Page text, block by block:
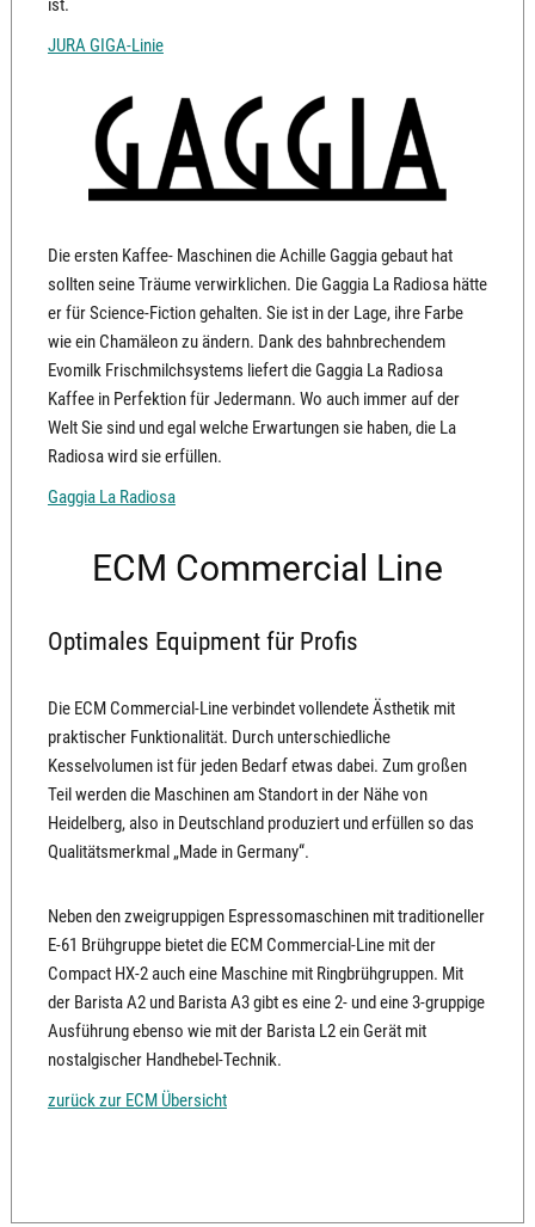
ist.
JURA GIGA-Linie
Die ersten Kaffee- Maschinen die Achille Gaggia gebaut hat
sollten seine Träume verwirklichen. Die Gaggia La Radiosa hätte
er für Science-Fiction gehalten. Sie ist in der Lage, ihre Farbe
wie ein Chamäleon zu ändern. Dank des bahnbrechendem
Evomilk Frischmilchsystems liefert die Gaggia La Radiosa
Kaffee in Perfektion für Jedermann. Wo auch immer auf der
Welt Sie sind und egal welche Erwartungen sie haben, die La
Radiosa wird sie erfüllen.
Gaggia La Radiosa
ECM Commercial Line
Optimales Equipment für Profis
Die ECM Commercial-Line verbindet vollendete Ästhetik mit
praktischer Funktionalität. Durch unterschiedliche
Kesselvolumen ist für jeden Bedarf etwas dabei. Zum großen
Teil werden die Maschinen am Standort in der Nähe von
Heidelberg, also in Deutschland produziert und erfüllen so das
Qualitätsmerkmal „Made in Germany“.
Neben den zweigruppigen Espressomaschinen mit traditioneller
E-61 Brühgruppe bietet die ECM Commercial-Line mit der
Compact HX-2 auch eine Maschine mit Ringbrühgruppen. Mit
der Barista A2 und Barista A3 gibt es eine 2- und eine 3-gruppige
Ausführung ebenso wie mit der Barista L2 ein Gerät mit
nostalgischer Handhebel-Technik.
zurück zur ECM Übersicht